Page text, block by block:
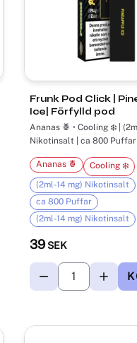
Frunk Pod Click | Pineapple
Ice| Förfylld pod
Ananas 🍍 • Cooling ❄️ | (2ml-14 mg)
Nikotinsalt | ca 800 Puffar
39SEK
Ananas 🍍
Cooling ❄️
(2ml-14 mg) Nikotinsalt
ca 800 Puffar
(2ml-14 mg) Nikotinsalt